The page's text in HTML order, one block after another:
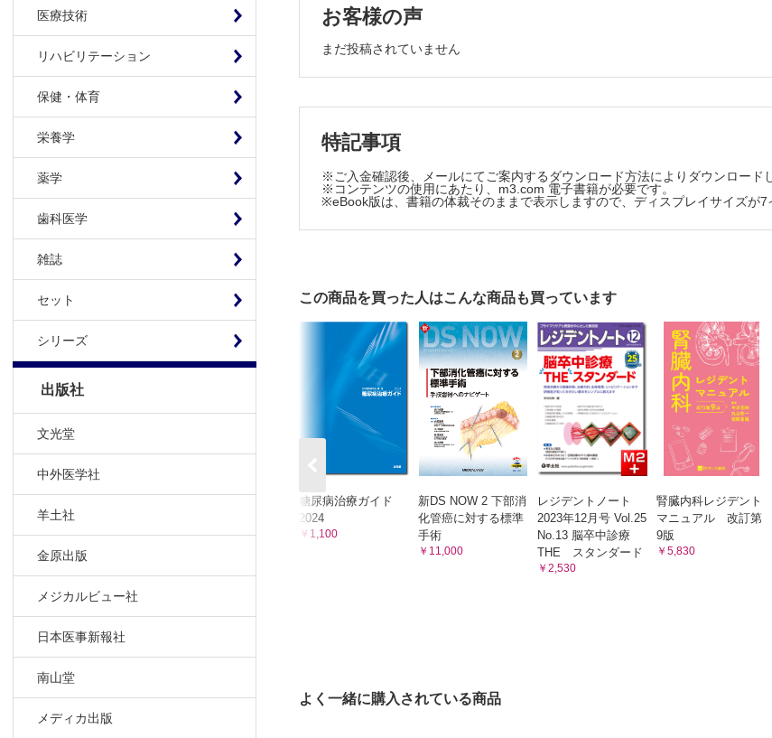
医療技術
リハビリテーション
保健・体育
栄養学
薬学
歯科医学
雑誌
セット
シリーズ
出版社
文光堂
中外医学社
羊土社
金原出版
メジカルビュー社
日本医事新報社
南山堂
メディカ出版
虎の門病院消化器外科／岡崎 直人 他
2．腹腔鏡下結腸右半切除術
久留米大学医学部外科学講座／合志 健一 他
3．腹腔鏡下横行結腸切除術
産業医科大学第一外科学講座／平田 敬治 他
近畿大学医学部外科／川村 純一郎 他
6．腹腔鏡下低位前方切除術
東邦大学医療センター大森病院消化器センター外科／船橋 公彦 他
8．腹腔鏡下腹会陰式直腸切断術
京都大学大学院医学研究科消化管外科／吉冨 摩美 他
9．腹腔鏡下側方リンパ節郭清術
北里大学医学部下部消化管外科学／山梨 高広 他
10．経肛門TME
札幌医科大学消化器・総合，乳腺・内分泌外科／西舘 敏彦 他
11．腹腔鏡下骨盤内臓器全摘術
国立病院機構大阪医療センター／関本 貢嗣 他
1．腹腔鏡下肝部分切除術
昭和大学医学部消化器・一般外科／青木 武士 他
2．腹腔鏡下肝亜区域切除術
がん・感染症センター都立駒込病院肝胆膵外科／大目 祐介 他
5．腹腔鏡下肝後区域切除術
お客様の声
まだ投稿されていません
特記事項
※ご入金確認後、メールにてご案内するダウンロード方法によりダウンロード
※コンテンツの使用にあたり、m3.com 電子書籍が必要です。
※eBook版は、書籍の体裁そのままで表示しますので、ディスプレイサイズが7
この商品を買った人はこんな商品も買っています
糖尿病治療ガイド
2024
￥1,100
新DS NOW 2 下部消
化管癌に対する標準
手術
￥11,000
レジデントノート
2023年12月号 Vol.25
No.13 脳卒中診療
THE スタンダード
￥2,530
腎臓内科レジデント
マニュアル 改訂第
9版
￥5,830
よく一緒に購入されている商品